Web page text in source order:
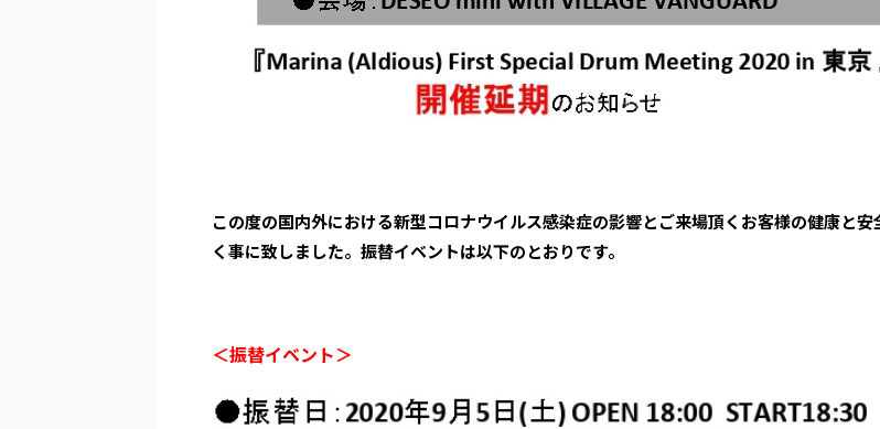
この度の国内外における新型コロナウイルス感染症の影響とご来場頂くお客様の健康と安
く事に致しました。振替イベントは以下のとおりです。
＜振替イベント＞